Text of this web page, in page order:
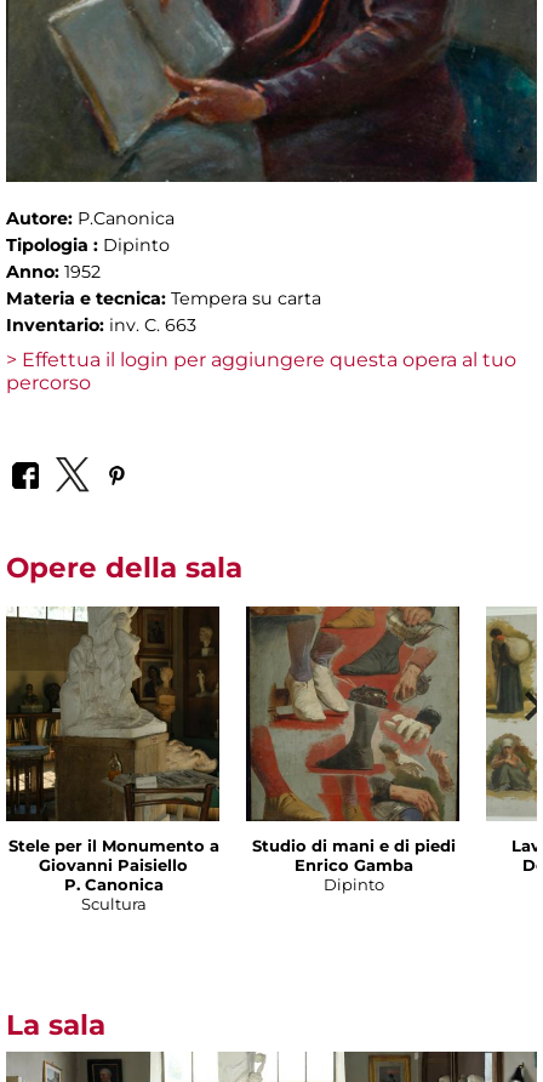
Autore: P.Canonica
Tipologia : Dipinto
Anno: 1952
Materia e tecnica: Tempera su carta
Inventario: inv. C. 663
> Effettua il login per aggiungere questa opera al tuo
percorso
Opere della sala
Stele per il Monumento a
Giovanni Paisiello
P. Canonica
Scultura
Studio di mani e di piedi
Enrico Gamba
Dipinto
La sala